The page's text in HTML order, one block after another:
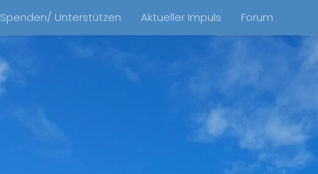
Spenden/ Unterstützen Aktueller Impuls Forum